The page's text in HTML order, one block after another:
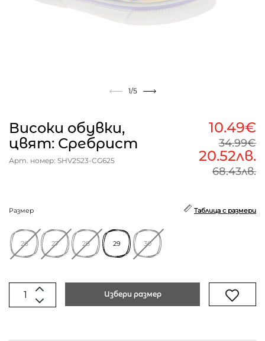
1/5
Високи обувки,
цвят: Сребрист
Арт. номер: SHV2S23-CG625
10.49€
34.99€
20.52лв.
68.43лв.
Размер Таблица с размери
26 27 28 29 30
Избери размер